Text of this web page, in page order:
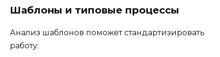
Шаблоны и типовые процессы
Анализ шаблонов поможет стандартизировать
работу: